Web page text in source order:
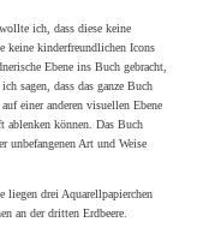
ich, dass diese keine
keine kinderfreundlichen Icons
Ebene ins Buch gebracht,
sagen, dass das ganze Buch
einer anderen visuellen Ebene
ablenken können. Das Buch
unbefangenen Art und Weise